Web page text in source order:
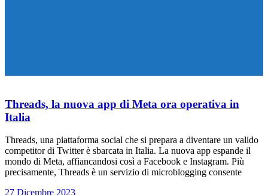
Threads, la nuova app di Meta ora operativa in
Italia
Threads, una piattaforma social che si prepara a diventare un valido
competitor di Twitter è sbarcata in Italia. La nuova app espande il
mondo di Meta, affiancandosi così a Facebook e Instagram. Più
precisamente, Threads è un servizio di microblogging consente
27 Dicembre 2023